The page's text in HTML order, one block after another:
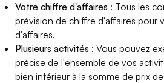
Votre chiffre d'affaires : Tous les
prévision de chiffre d'affaires pour
d'affaires.
Plusieurs activités : Vous pouvez
précise de l'ensemble de vos
bien inférieur à la somme de prix